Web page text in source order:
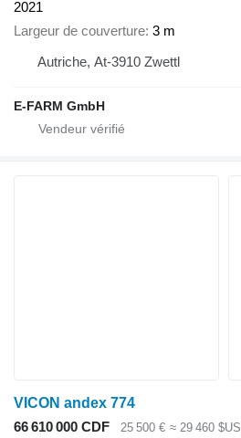
2021
Largeur de couverture 3 m
Autriche, At-3910 Zwettl
E-FARM GmbH
VICON andex 774
66 610 000 CDF
25 500 € ≈ 29 460 $US